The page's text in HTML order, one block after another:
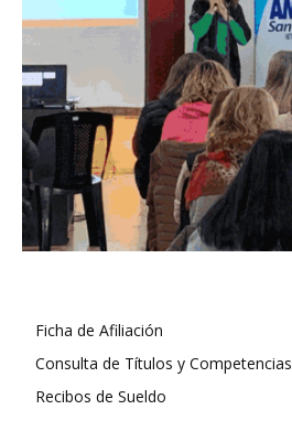
Ficha de Afiliación
Consulta de Títulos y Competencias
Recibos de Sueldo